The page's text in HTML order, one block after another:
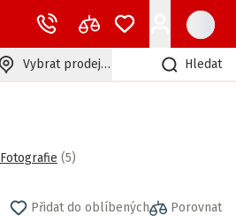
Vybrat prodejnu Hledat
Fotografie (5)
Přidat do oblíbených Porovnat